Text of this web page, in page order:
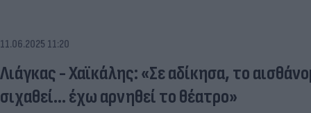
11.06.2025 11:20
Λιάγκας - Χαϊκάλης: «Σε αδίκησα, το
σιχαθεί... έχω αρνηθεί το θέατρο»